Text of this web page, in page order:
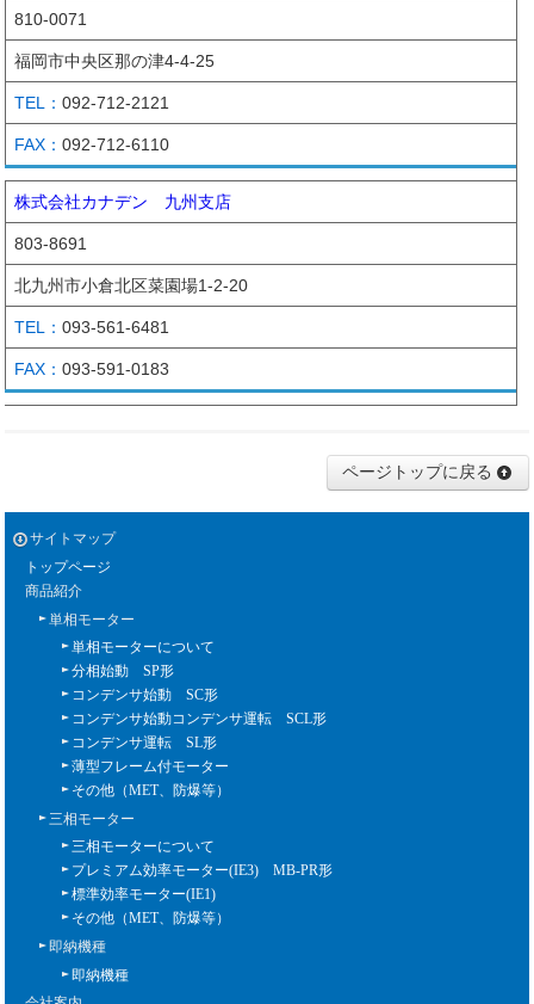
810-0071
福岡市中央区那の津4-4-25
092-712-2121
092-712-6110
株式会社カナデン 九州支店
803-8691
北九州市小倉北区菜園場1-2-20
093-561-6481
093-591-0183
ページトップに戻る
サイトマップ
トップページ
商品紹介
単相モーター
単相モーターについて
分相始動 SP形
コンデンサ始動 SC形
コンデンサ始動コンデンサ運転 SCL形
コンデンサ運転 SL形
薄型フレーム付モーター
その他（MET、防爆等）
三相モーター
三相モーターについて
プレミアム効率モーター(IE3) MB-PR形
標準効率モーター(IE1)
その他（MET、防爆等）
即納機種
即納機種